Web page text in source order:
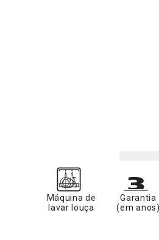
Máquina de
lavar louça
Garantia
(em anos)